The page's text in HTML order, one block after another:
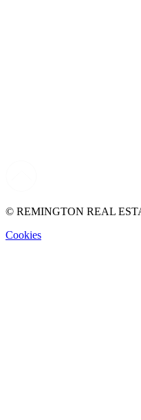
© REMINGTON REAL
Cookies